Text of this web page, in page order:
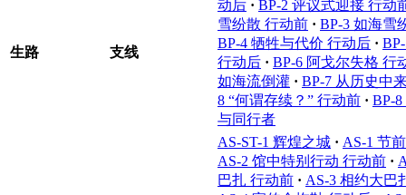
生路 支线
动后 · BP-2 评议式迎接 行动
雪纷散 行动前 · BP-3 如海雪
BP-4 牺牲与代价 行动后 ·
行动后 · BP-6 阿戈尔失格 行
如海流倒灌 · BP-7 从历史中
8 “何谓存续？” 行动前 · BP-
与同行者
AS-ST-1 辉煌之城 · AS-1 节
AS-2 馆中特别行动 行动前 ·
巴扎 行动前 · AS-3 相约大巴